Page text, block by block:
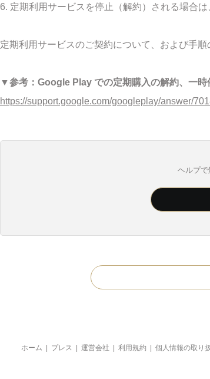
6. 定期利用サービスを停止（解約）される場合
定期利用サービスのご契約について、および手
▼参考：Google Play での定期購入の解約、一時
https://support.google.com/googleplay/answer/
ヘルプで
ホーム プレス 運営会社 利用規約 個人情報の取り